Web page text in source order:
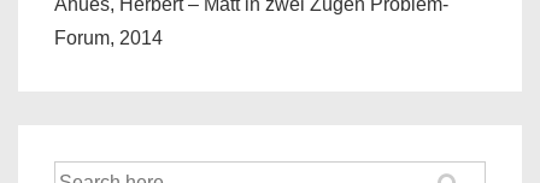
Ahues, Herbert – Matt in zwei Zügen Problem-
Forum, 2014
Suche